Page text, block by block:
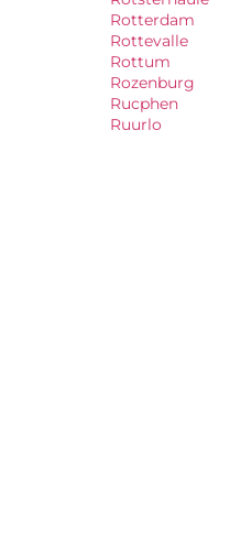
Rotterdam
Rottevalle
Rottum
Rozenburg
Rucphen
Ruurlo